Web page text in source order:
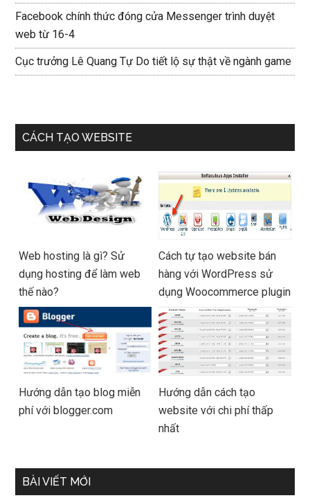
Facebook chính thức đóng cửa Messenger trình duyệt
web từ 16-4
Cục trưởng Lê Quang Tự Do tiết lộ sự thật về ngành game
CÁCH TẠO WEBSITE
Web hosting là gì? Sử
dụng hosting để làm web
thế nào?
Cách tự tạo website bán
hàng với WordPress sử
dụng Woocommerce plugin
Hướng dẫn tạo blog miễn
phí với blogger.com
Hướng dẫn cách tạo
website với chi phí thấp
nhất
BÀI VIẾT MỚI